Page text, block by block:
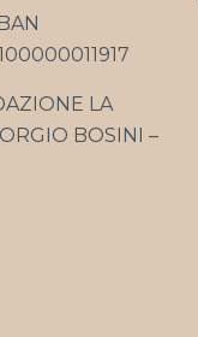
LA
BOSINI –